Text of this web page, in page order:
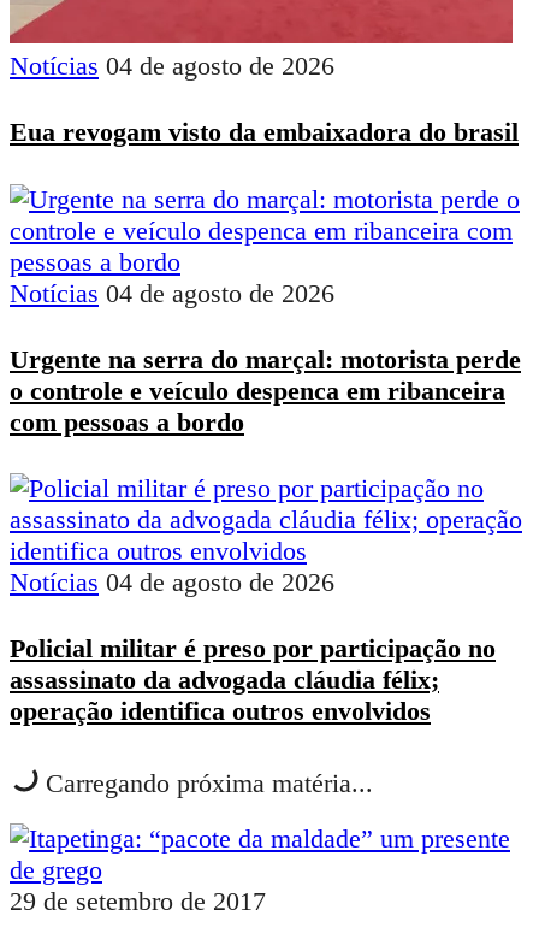
Notícias 04 de agosto de 2026
Eua revogam visto da embaixadora do brasil
Notícias 04 de agosto de 2026
Urgente na serra do marçal: motorista perde
o controle e veículo despenca em ribanceira
com pessoas a bordo
Notícias 04 de agosto de 2026
Policial militar é preso por participação no
assassinato da advogada cláudia félix;
operação identifica outros envolvidos
Carregando próxima matéria...
29 de setembro de 2017